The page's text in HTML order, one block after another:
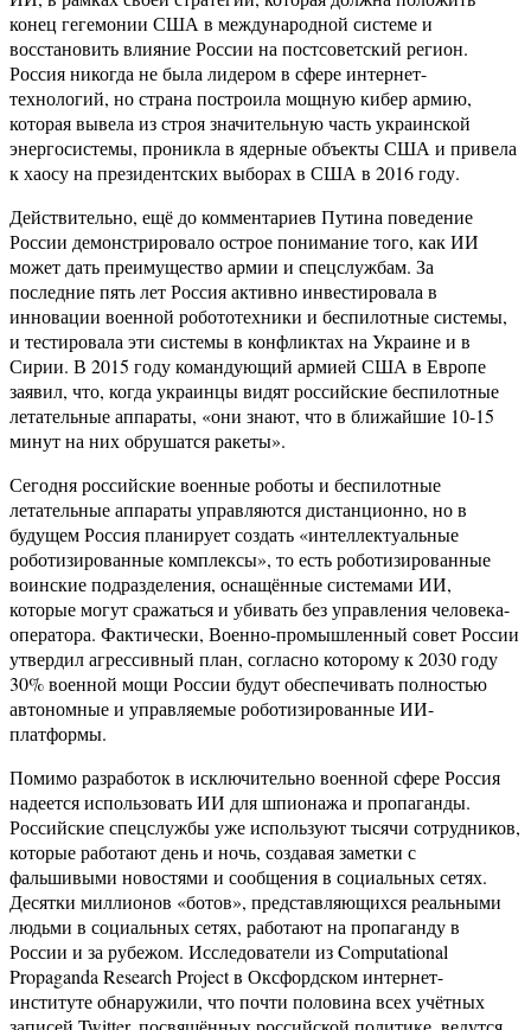
конец гегемонии США в международной системе и
восстановить влияние России на постсоветский регион.
Россия никогда не была лидером в сфере интернет-
технологий, но страна построила мощную кибер армию,
которая вывела из строя значительную часть украинской
энергосистемы, проникла в ядерные объекты США и привела
к хаосу на президентских выборах в США в 2016 году.
Действительно, ещё до комментариев Путина поведение
России демонстрировало острое понимание того, как ИИ
может дать преимущество армии и спецслужбам. За
последние пять лет Россия активно инвестировала в
инновации военной робототехники и беспилотные системы,
и тестировала эти системы в конфликтах на Украине и в
Сирии. В 2015 году командующий армией США в Европе
заявил, что, когда украинцы видят российские беспилотные
летательные аппараты, «они знают, что в ближайшие 10-15
минут на них обрушатся ракеты».
Сегодня российские военные роботы и беспилотные
летательные аппараты управляются дистанционно, но в
будущем Россия планирует создать «интеллектуальные
роботизированные комплексы», то есть роботизированные
воинские подразделения, оснащённые системами ИИ,
которые могут сражаться и убивать без управления человека-
оператора. Фактически, Военно-промышленный совет России
утвердил агрессивный план, согласно которому к 2030 году
30% военной мощи России будут обеспечивать полностью
автономные и управляемые роботизированные ИИ-
платформы.
Помимо разработок в исключительно военной сфере Россия
надеется использовать ИИ для шпионажа и пропаганды.
Российские спецслужбы уже используют тысячи сотрудников,
которые работают день и ночь, создавая заметки с
фальшивыми новостями и сообщения в социальных сетях.
Десятки миллионов «ботов», представляющихся реальными
людьми в социальных сетях, работают на пропаганду в
России и за рубежом. Исследователи из Computational
Propaganda Research Project в Оксфордском интернет-
институте обнаружили, что почти половина всех учётных